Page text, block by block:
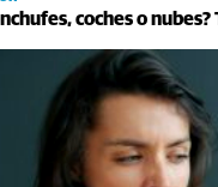
coches o